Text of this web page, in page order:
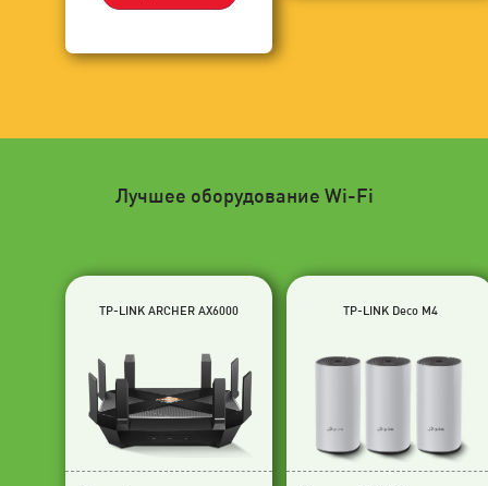
Лучшее оборудование Wi-Fi
TP-LINK ARCHER AX6000 TP-LINK Deco M4